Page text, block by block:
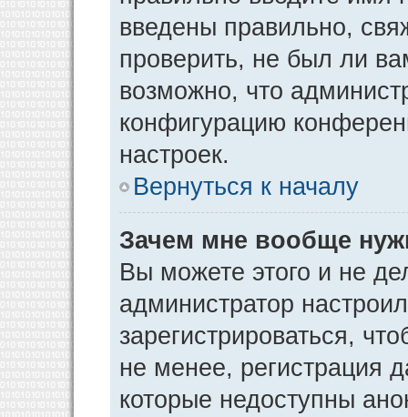
введены правильно,
проверить, не был ли
возможно, что
конфигурацию
настроек.
Вернуться к началу
Зачем мне вообще
Вы можете этого и не
администратор
зарегистрироваться,
не менее, регистрация
которые недоступны